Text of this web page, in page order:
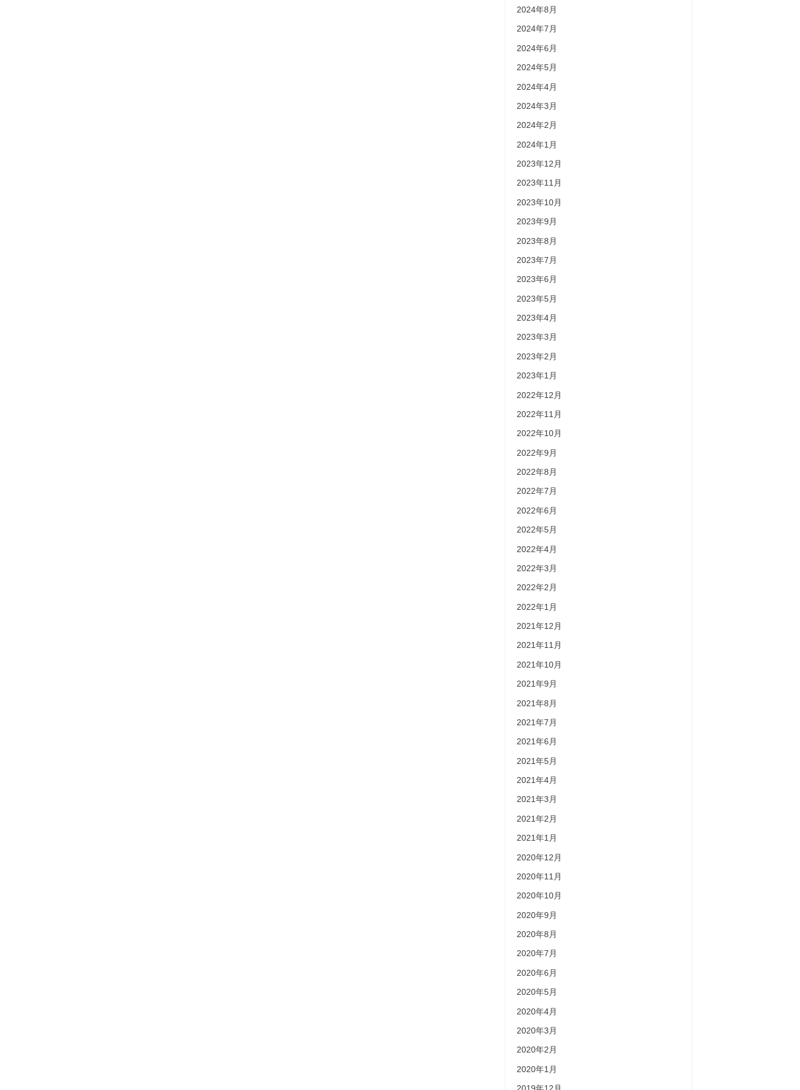
2024年8月
2024年7月
2024年6月
2024年5月
2024年4月
2024年3月
2024年2月
2024年1月
2023年12月
2023年11月
2023年10月
2023年9月
2023年8月
2023年7月
2023年6月
2023年5月
2023年4月
2023年3月
2023年2月
2023年1月
2022年12月
2022年11月
2022年10月
2022年9月
2022年8月
2022年7月
2022年6月
2022年5月
2022年4月
2022年3月
2022年2月
2022年1月
2021年12月
2021年11月
2021年10月
2021年9月
2021年8月
2021年7月
2021年6月
2021年5月
2021年4月
2021年3月
2021年2月
2021年1月
2020年12月
2020年11月
2020年10月
2020年9月
2020年8月
2020年7月
2020年6月
2020年5月
2020年4月
2020年3月
2020年2月
2020年1月